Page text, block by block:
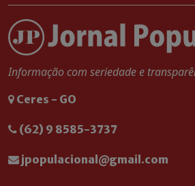
Informação com seriedade e
Ceres - GO
(62) 9 8585-3737
jpopulacional@gmail.com